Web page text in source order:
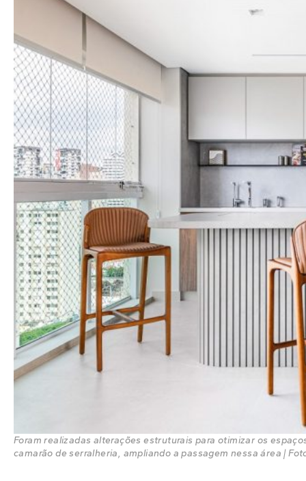
Foram realizadas alterações estruturais para otimizar os
camarão de serralheria, ampliando a passagem nessa área |